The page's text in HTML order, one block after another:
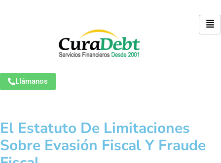
Llámanos
El Estatuto De Limitaciones
Sobre Evasión Fiscal Y Fraude